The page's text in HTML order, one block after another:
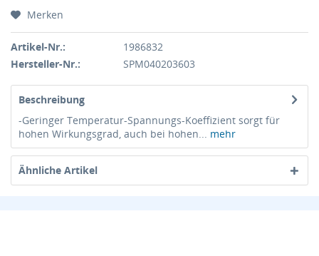
Merken
Artikel-Nr.:
1986832
Hersteller-Nr.:
SPM040203603
Beschreibung
-Geringer Temperatur-Spannungs-Koeffizient sorgt für
hohen Wirkungsgrad, auch bei hohen... mehr
Ähnliche Artikel